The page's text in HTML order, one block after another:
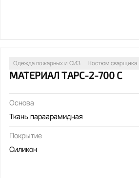
Одежда пожарных и СИЗ Костюм сварщика
МАТЕРИАЛ ТАРС-2-700 С
Основа
Ткань параарамидная
Покрытие
Силикон